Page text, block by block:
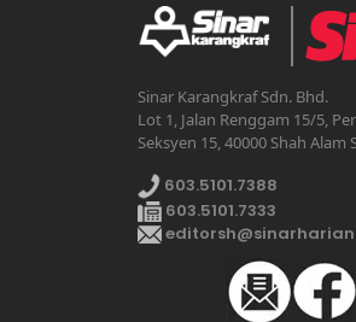
Sinar Karangkraf Sdn. Bhd.
Lot 1, Jalan Renggam 15/5,
Seksyen 15, 40000 Shah Alam
603.5101.7388
603.5101.7333